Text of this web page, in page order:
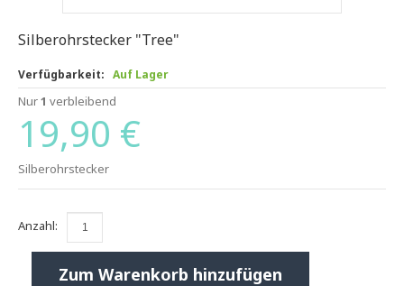
Silberohrstecker "Tree"
Verfügbarkeit: Auf Lager
Nur1 verbleibend
19,90 €
Silberohrstecker
Anzahl:
Zum Warenkorb hinzufügen